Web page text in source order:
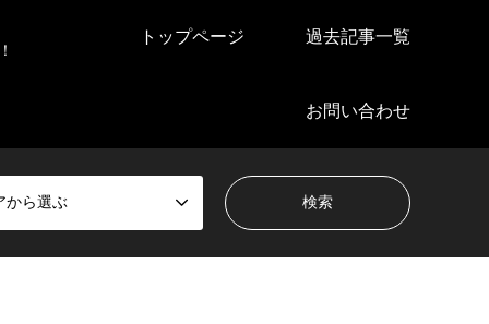
トップページ 過去記事一覧
お問い合わせ
から選ぶ